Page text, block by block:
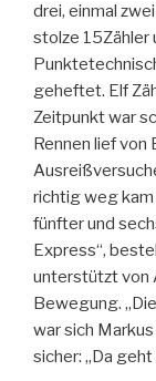
drei, einmal
stolze 15Zähler
geheftet. Elf
Zeitpunkt war
Rennen lief von
richtig weg kam
fünfter und
Express“,
unterstützt von
Bewegung.
war sich
sicher: „Da